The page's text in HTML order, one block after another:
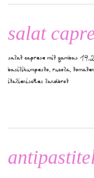
salat
salat caprese mit gambas
basilikumpesto, rucola,
italienisches landbrot